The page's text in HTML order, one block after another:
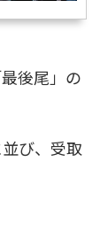
後尾」の
び、受取